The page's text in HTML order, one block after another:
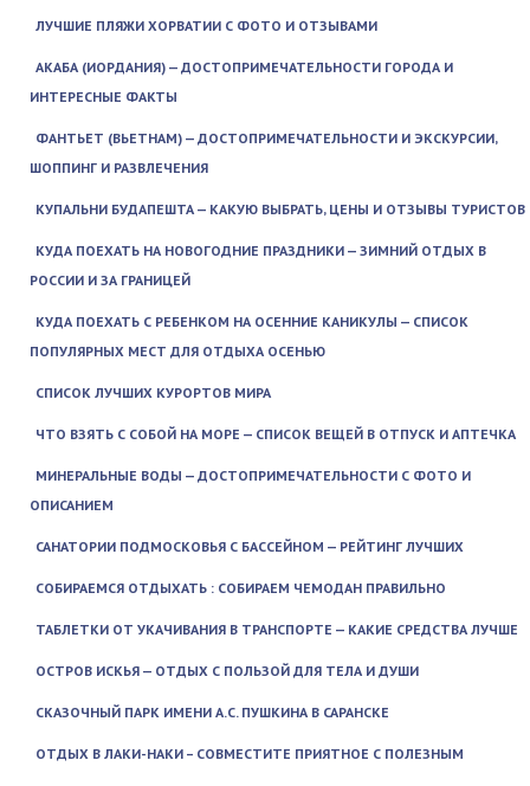
ЛУЧШИЕ ПЛЯЖИ ХОРВАТИИ С ФОТО И ОТЗЫВАМИ
АКАБА (ИОРДАНИЯ) — ДОСТОПРИМЕЧАТЕЛЬНОСТИ ГОРОДА И
ИНТЕРЕСНЫЕ ФАКТЫ
ФАНТЬЕТ (ВЬЕТНАМ) — ДОСТОПРИМЕЧАТЕЛЬНОСТИ И ЭКСКУРСИИ,
ШОППИНГ И РАЗВЛЕЧЕНИЯ
КУПАЛЬНИ БУДАПЕШТА — КАКУЮ ВЫБРАТЬ, ЦЕНЫ И ОТЗЫВЫ ТУРИСТОВ
КУДА ПОЕХАТЬ НА НОВОГОДНИЕ ПРАЗДНИКИ — ЗИМНИЙ ОТДЫХ В
РОССИИ И ЗА ГРАНИЦЕЙ
КУДА ПОЕХАТЬ С РЕБЕНКОМ НА ОСЕННИЕ КАНИКУЛЫ — СПИСОК
ПОПУЛЯРНЫХ МЕСТ ДЛЯ ОТДЫХА ОСЕНЬЮ
СПИСОК ЛУЧШИХ КУРОРТОВ МИРА
ЧТО ВЗЯТЬ С СОБОЙ НА МОРЕ — СПИСОК ВЕЩЕЙ В ОТПУСК И АПТЕЧКА
МИНЕРАЛЬНЫЕ ВОДЫ — ДОСТОПРИМЕЧАТЕЛЬНОСТИ С ФОТО И
ОПИСАНИЕМ
САНАТОРИИ ПОДМОСКОВЬЯ С БАССЕЙНОМ — РЕЙТИНГ ЛУЧШИХ
СОБИРАЕМСЯ ОТДЫХАТЬ : СОБИРАЕМ ЧЕМОДАН ПРАВИЛЬНО
ТАБЛЕТКИ ОТ УКАЧИВАНИЯ В ТРАНСПОРТЕ — КАКИЕ СРЕДСТВА ЛУЧШЕ
ОСТРОВ ИСКЬЯ — ОТДЫХ С ПОЛЬЗОЙ ДЛЯ ТЕЛА И ДУШИ
СКАЗОЧНЫЙ ПАРК ИМЕНИ А.С. ПУШКИНА В САРАНСКЕ
ОТДЫХ В ЛАКИ-НАКИ – СОВМЕСТИТЕ ПРИЯТНОЕ С ПОЛЕЗНЫМ